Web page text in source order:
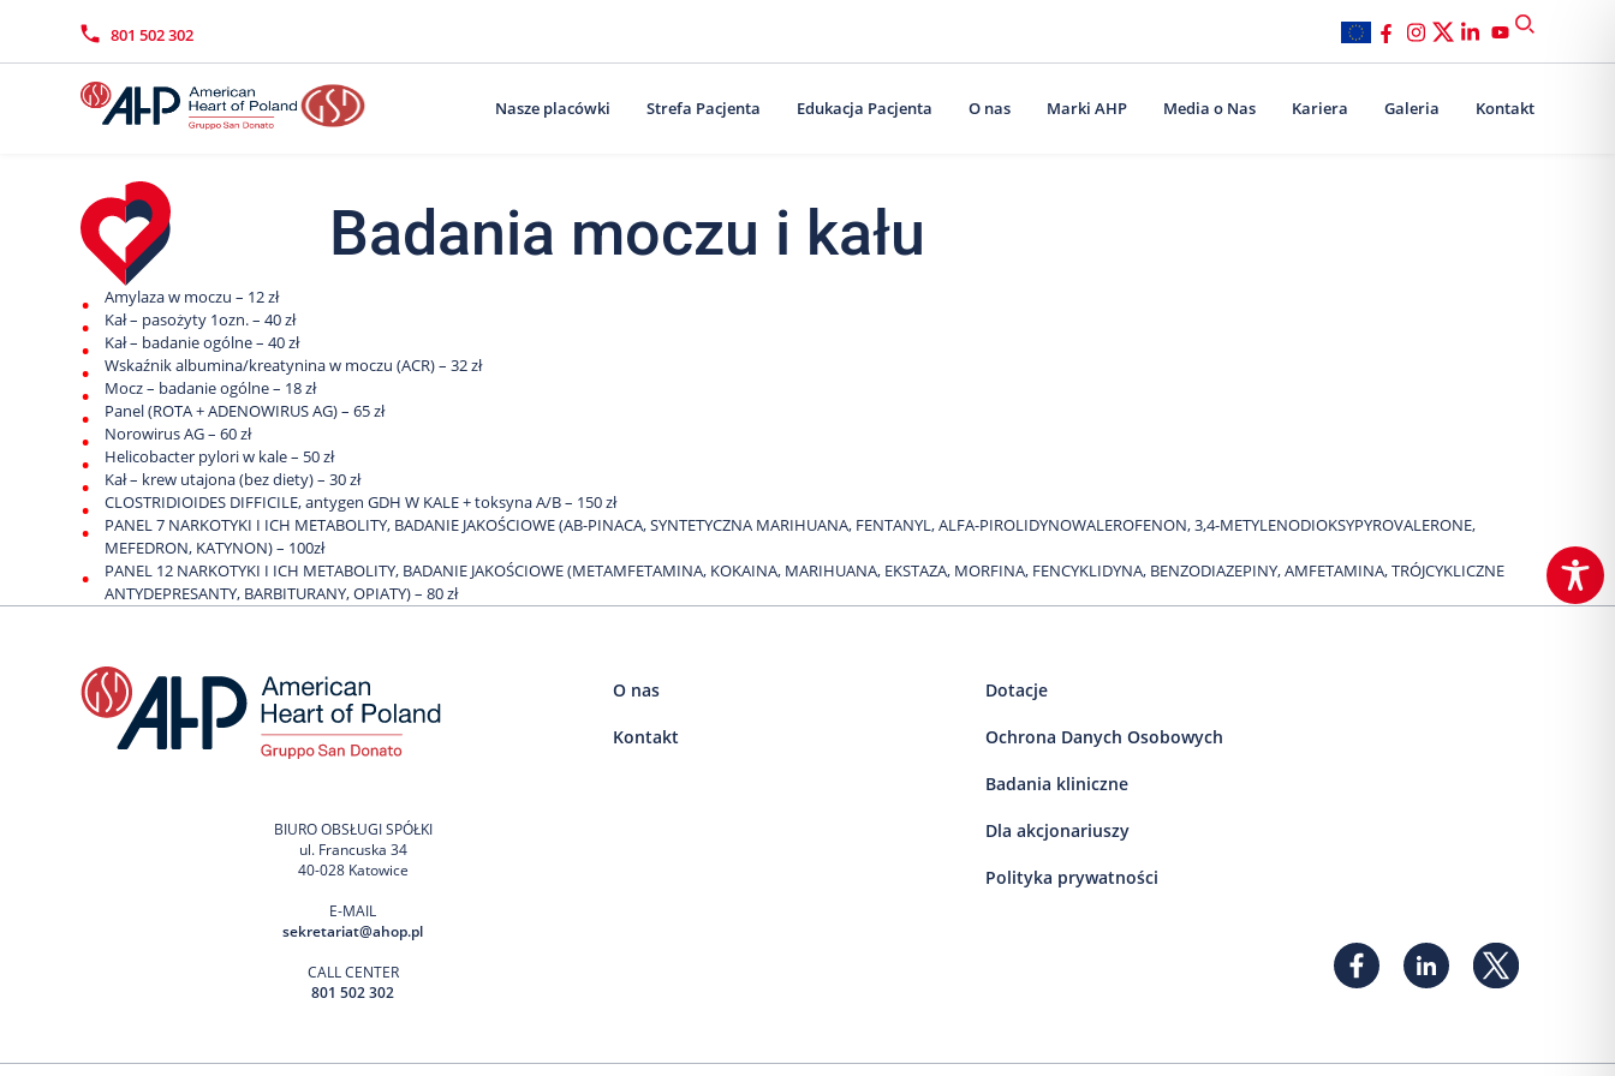
801 502 302
Nasze placówki Strefa Pacjenta Edukacja Pacjenta O nas Marki AHP Media o Nas Kariera Galeria Kontakt
Badania moczu i kału
Amylaza w moczu – 12 zł
Kał – pasożyty 1ozn. – 40 zł
Kał – badanie ogólne – 40 zł
Wskaźnik albumina/kreatynina w moczu (ACR) – 32 zł
Mocz – badanie ogólne – 18 zł
Panel (ROTA + ADENOWIRUS AG) – 65 zł
Norowirus AG – 60 zł
Helicobacter pylori w kale – 50 zł
Kał – krew utajona (bez diety) – 30 zł
CLOSTRIDIOIDES DIFFICILE, antygen GDH W KALE + toksyna A/B – 150 zł
PANEL 7 NARKOTYKI I ICH METABOLITY, BADANIE JAKOŚCIOWE (AB-PINACA, SYNTETYCZNA MARIHUANA, FENTANYL, ALFA-PIROLIDYNOWALEROFENON, 3,4-METYLENODIOKSYPYROVALERONE,
MEFEDRON, KATYNON) – 100zł
PANEL 12 NARKOTYKI I ICH METABOLITY, BADANIE JAKOŚCIOWE (METAMFETAMINA, KOKAINA, MARIHUANA, EKSTAZA, MORFINA, FENCYKLIDYNA, BENZODIAZEPINY, AMFETAMINA, TRÓJCYKLICZNE
ANTYDEPRESANTY, BARBITURANY, OPIATY) – 80 zł
BIURO OBSŁUGI SPÓŁKI
ul. Francuska 34
40-028 Katowice
E-MAIL
sekretariat@ahop.pl
CALL CENTER
801 502 302
O nas
Kontakt
Dotacje
Ochrona Danych Osobowych
Badania kliniczne
Dla akcjonariuszy
Polityka prywatności